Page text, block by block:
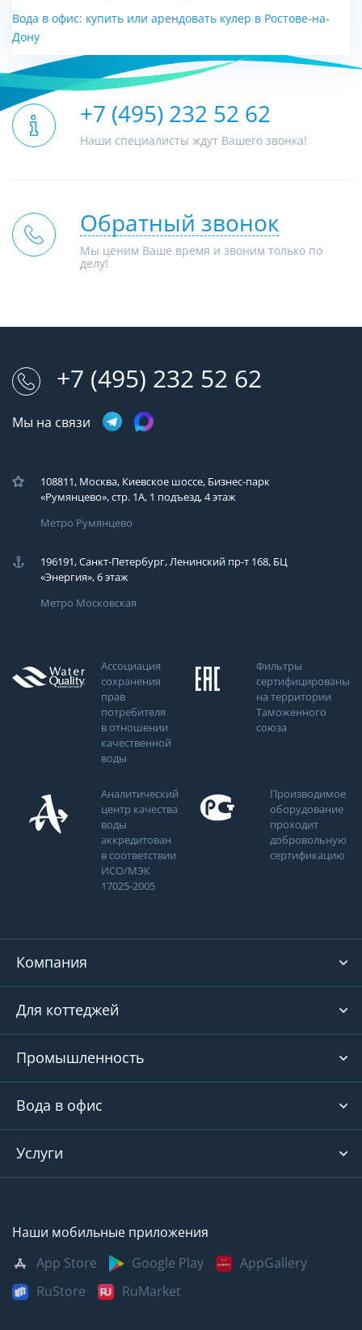
Вода в офис: купить или арендовать кулер в Ростове-на-
Дону
+7 (495) 232 52 62
Наши специалисты ждут Вашего звонка!
Обратный звонок
Мы ценим Ваше время и звоним только по
делу!
+7 (495) 232 52 62
Мы на связи
108811, Москва, Киевское шоссе, Бизнес-парк
«Румянцево», стр. 1А, 1 подъезд, 4 этаж
Метро Румянцево
196191, Санкт-Петербург, Ленинский пр-т 168, БЦ
«Энергия», 6 этаж
Метро Московская
Ассоциация
сохранения
прав
потребителя
в отношении
качественной
воды
Фильтры
сертифицированы
на территории
Таможенного
союза
Аналитический
центр качества
воды
аккредитован
в соответствии
ИСО/МЭК
17025-2005
Производимое
оборудование
проходит
добровольную
сертификацию
Компания
Для коттеджей
Промышленность
Вода в офис
Услуги
Наши мобильные приложения
App Store
Google Play
AppGallery
RuStore
RuMarket